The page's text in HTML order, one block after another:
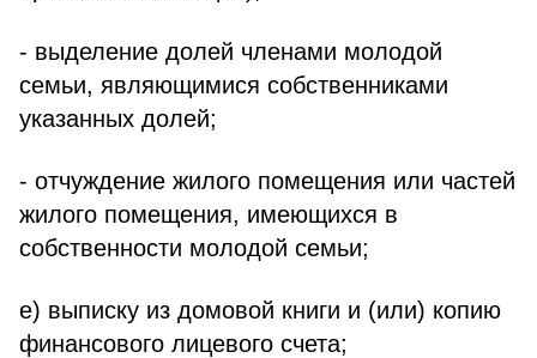
- выделение долей членами молодой
семьи, являющимися собственниками
указанных долей;
- отчуждение жилого помещения или частей
жилого помещения, имеющихся в
собственности молодой семьи;
е) выписку из домовой книги и (или) копию
финансового лицевого счета;